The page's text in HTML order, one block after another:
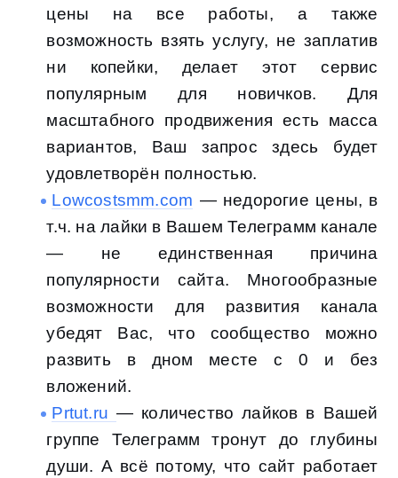
цены на все работы, а также
возможность взять услугу, не заплатив
ни копейки, делает этот сервис
популярным для новичков. Для
масштабного продвижения есть масса
вариантов, Ваш запрос здесь будет
удовлетворён полностью.
Lowcostsmm.com — недорогие цены, в
т.ч. на лайки в Вашем Телеграмм канале
— не единственная причина
популярности сайта. Многообразные
возможности для развития канала
убедят Вас, что сообщество можно
развить в дном месте с 0 и без
вложений.
Prtut.ru — количество лайков в Вашей
группе Телеграмм тронут до глубины
души. А всё потому, что сайт работает